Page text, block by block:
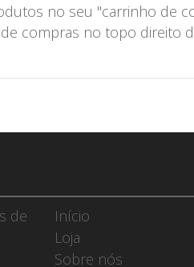
no seu "carrinho de
compras no topo direito
de
Início
Loja
Sobre nós